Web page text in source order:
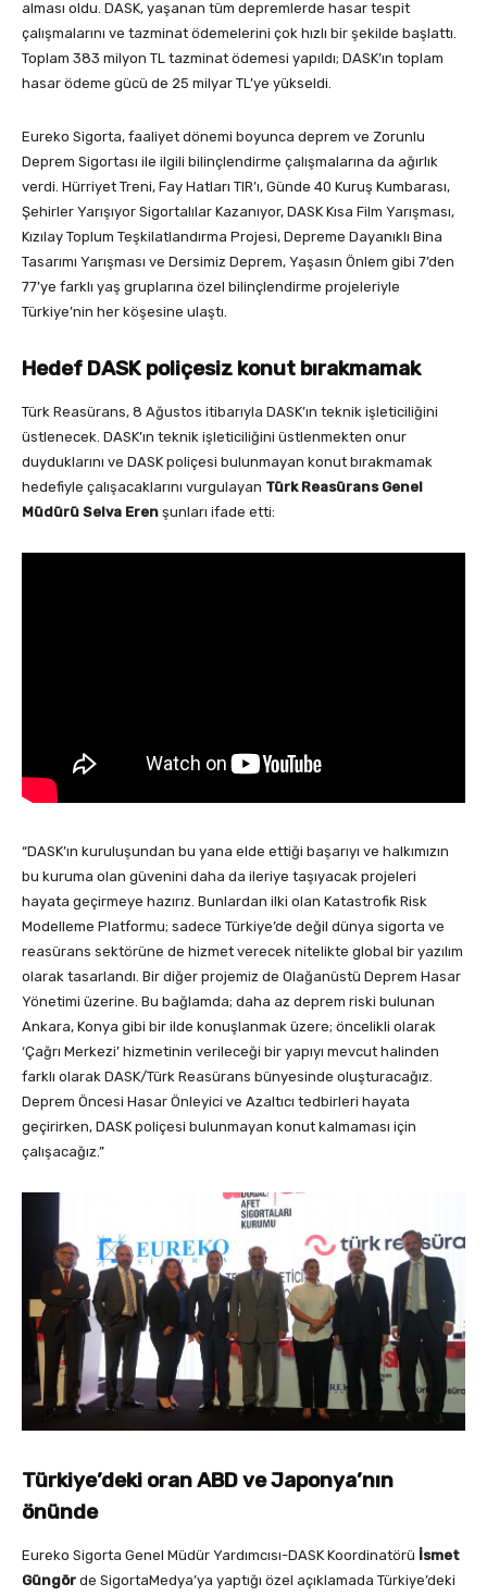
alması oldu. DASK, yaşanan tüm depremlerde hasar tespit
çalışmalarını ve tazminat ödemelerini çok hızlı bir şekilde başlattı.
Toplam 383 milyon TL tazminat ödemesi yapıldı; DASK’ın toplam
hasar ödeme gücü de 25 milyar TL’ye yükseldi.
Eureko Sigorta, faaliyet dönemi boyunca deprem ve Zorunlu
Deprem Sigortası ile ilgili bilinçlendirme çalışmalarına da ağırlık
verdi. Hürriyet Treni, Fay Hatları TIR’ı, Günde 40 Kuruş Kumbarası,
Şehirler Yarışıyor Sigortalılar Kazanıyor, DASK Kısa Film Yarışması,
Kızılay Toplum Teşkilatlandırma Projesi, Depreme Dayanıklı Bina
Tasarımı Yarışması ve Dersimiz Deprem, Yaşasın Önlem gibi 7’den
77’ye farklı yaş gruplarına özel bilinçlendirme projeleriyle
Türkiye’nin her köşesine ulaştı.
Hedef DASK poliçesiz konut bırakmamak
Türk Reasürans, 8 Ağustos itibarıyla DASK’ın teknik işleticiliğini
üstlenecek. DASK’ın teknik işleticiliğini üstlenmekten onur
duyduklarını ve DASK poliçesi bulunmayan konut bırakmamak
hedefiyle çalışacaklarını vurgulayan Türk Reasürans Genel
Müdürü Selva Eren şunları ifade etti:
“DASK’ın kuruluşundan bu yana elde ettiği başarıyı ve halkımızın
bu kuruma olan güvenini daha da ileriye taşıyacak projeleri
hayata geçirmeye hazırız. Bunlardan ilki olan Katastrofik Risk
Modelleme Platformu; sadece Türkiye’de değil dünya sigorta ve
reasürans sektörüne de hizmet verecek nitelikte global bir yazılım
olarak tasarlandı. Bir diğer projemiz de Olağanüstü Deprem Hasar
Yönetimi üzerine. Bu bağlamda; daha az deprem riski bulunan
Ankara, Konya gibi bir ilde konuşlanmak üzere; öncelikli olarak
‘Çağrı Merkezi’ hizmetinin verileceği bir yapıyı mevcut halinden
farklı olarak DASK/Türk Reasürans bünyesinde oluşturacağız.
Deprem Öncesi Hasar Önleyici ve Azaltıcı tedbirleri hayata
geçirirken, DASK poliçesi bulunmayan konut kalmaması için
çalışacağız.”
Türkiye’deki oran ABD ve Japonya’nın
önünde
Eureko Sigorta Genel Müdür Yardımcısı-DASK Koordinatörü İsmet
Güngör de SigortaMedya’ya yaptığı özel açıklamada Türkiye’deki